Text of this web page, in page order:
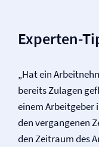
Experten-
„Hat ein
bereits Zulagen
einem Arbeitgeber
den vergangenen
den Zeitraum des